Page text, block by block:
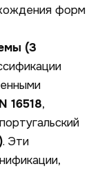
форм
(3
16518,
. Эти